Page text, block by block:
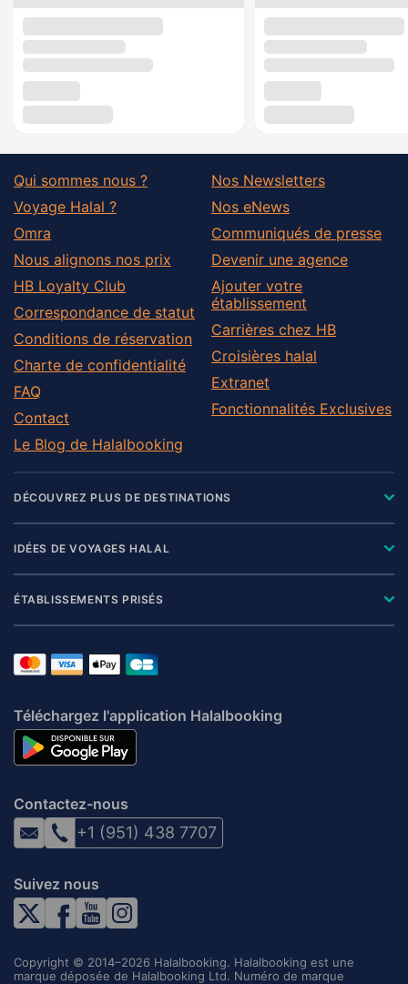
Qui sommes nous ?
Voyage Halal ?
Omra
Nous alignons nos prix
HB Loyalty Club
Correspondance de statut
Conditions de réservation
Charte de confidentialité
FAQ
Contact
Le Blog de Halalbooking
Nos Newsletters
Nos eNews
Communiqués de presse
Devenir une agence
Ajouter votre
établissement
Carrières chez HB
Croisières halal
Extranet
Fonctionnalités Exclusives
DÉCOUVREZ PLUS DE DESTINATIONS
IDÉES DE VOYAGES HALAL
ÉTABLISSEMENTS PRISÉS
Téléchargez l'application Halalbooking
Contactez-nous
+1 (951) 438 7707
Suivez nous
Copyright © 2014–2026 Halalbooking. Halalbooking est une
marque déposée de Halalbooking Ltd. Numéro de marque